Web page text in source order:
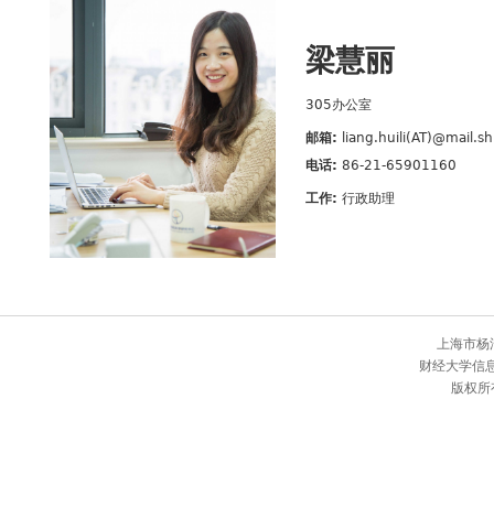
梁慧丽
305办公室
邮箱:
电话: 86-21-65901160
工作: 行政助理
上海市
财经大学信
版权所